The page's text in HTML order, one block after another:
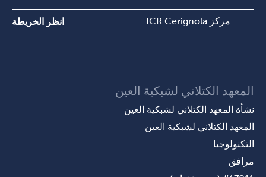
مركز ICR Cerignola انظر الخريطة
المعهد الكتلاني لشبكية العين
نشأة المعهد الكتلاني لشبكية العين
المعهد الكتلاني لشبكية العين
التكنولوجيا
مرافق